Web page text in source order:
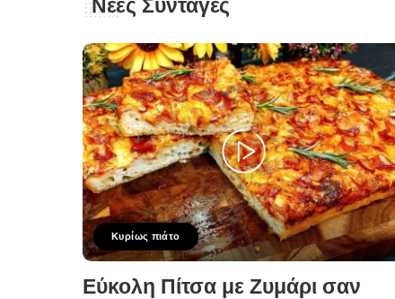
Νέες Συνταγές
Κυρίως πιάτο
Εύκολη Πίτσα με Ζυμάρι σαν